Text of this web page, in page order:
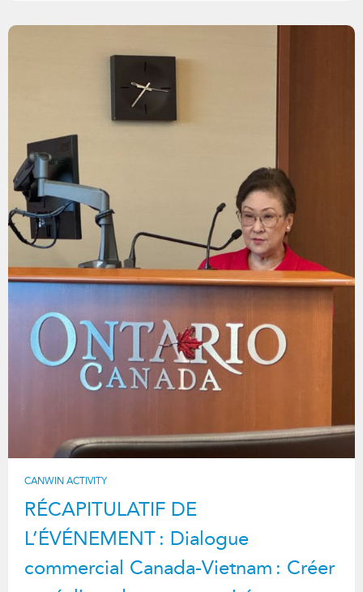
CANWIN ACTIVITY
RÉCAPITULATIF DE
L’ÉVÉNEMENT : Dialogue
commercial Canada-Vietnam : Créer